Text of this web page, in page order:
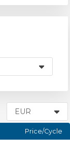
Price/Cycle